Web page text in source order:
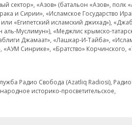
«Азов» (батальон «Азов», полк
и Сирии», «Исламское Государство
«Египетский исламский джихад»),
Муслимун»), «Меджлис крымско-
Джамаат», «Лашкар-И-Тайба»,
Синрике», «Братство» Корчинского,
Радио Свобода (Azatliq Radiosi),
историко-просветительское,